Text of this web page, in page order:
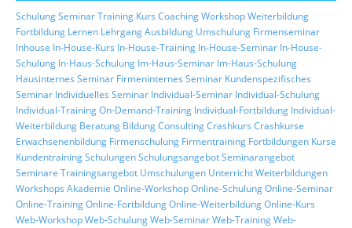
SchulungSeminarTraining Kurs CoachingWorkshopWeiterbildung
Fortbildung Lernen LehrgangAusbildung Umschulung Firmenseminar
Inhouse In-House-Kurs In-House-Training In-House-Seminar In-House-
Schulung In-Haus-Schulung Im-Haus-Seminar Im-Haus-Schulung
Hausinternes Seminar Firmeninternes Seminar Kundenspezifisches
Seminar Individuelles Seminar Individual-Seminar Individual-Schulung
Individual-TrainingOn-Demand-Training Individual-Fortbildung Individual-
Weiterbildung Beratung BildungConsultingCrashkurs Crashkurse
Erwachsenenbildung Firmenschulung Firmentraining Fortbildungen Kurse
KundentrainingSchulungenSchulungsangebotSeminarangebot
Seminare Trainingsangebot Umschulungen UnterrichtWeiterbildungen
Workshops Akademie Online-WorkshopOnline-SchulungOnline-Seminar
Online-TrainingOnline-FortbildungOnline-WeiterbildungOnline-Kurs
Web-WorkshopWeb-SchulungWeb-SeminarWeb-TrainingWeb-